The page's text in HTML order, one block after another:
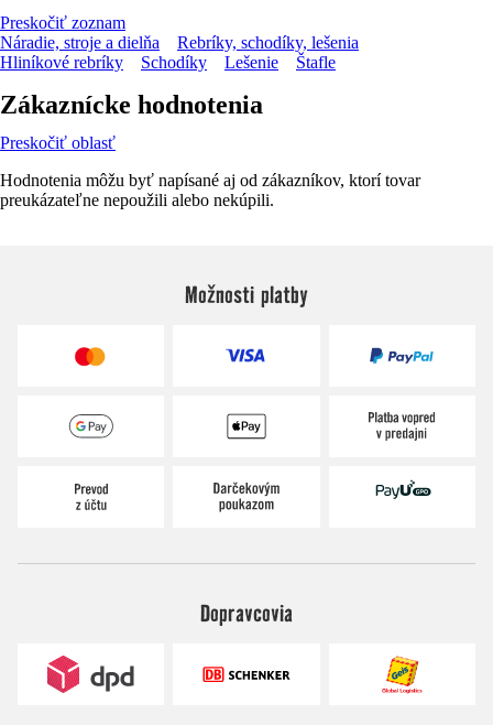
Preskočiť zoznam
Náradie, stroje a dielňa
Rebríky, schodíky, lešenia
Hliníkové rebríky
Schodíky Lešenie Štafle
Zákaznícke hodnotenia
Preskočiť oblasť
Hodnotenia môžu byť napísané aj od zákazníkov, ktorí tovar
preukázateľne nepoužili alebo nekúpili.
Možnosti platby
Dopravcovia